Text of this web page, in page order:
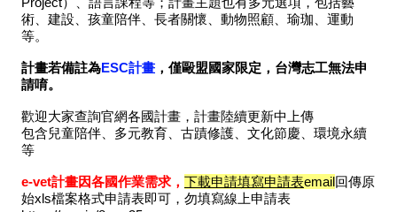
術、建設、孩童陪伴、長者關懷、動物照顧、瑜珈、運動
等。
計畫若備註為ESC計畫 ，僅毆盟國家限定，台灣志工無法申
請唷。
歡迎大家查詢官網各國計畫，計畫陸續更新中上傳
包含兒童陪伴、多元教育、古蹟修護、文化節慶、環境永續
等
e-vet計畫因各國作業需求， 下載申請填寫申請表email回傳原
始xls檔案格式申請表即可 ，勿填寫線上申請表